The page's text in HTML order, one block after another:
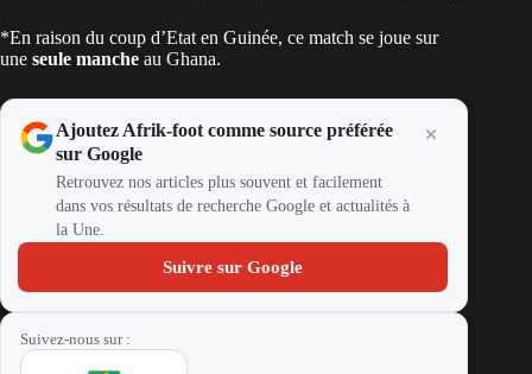
*En raison du coup d’Etat en Guinée, ce match se joue sur
une seule manche au Ghana.
Ajoutez Afrik-foot comme source préférée
sur Google
Retrouvez nos articles plus souvent et facilement
dans vos résultats de recherche Google et actualités à
la Une.
Suivre sur Google
Suivez-nous sur :